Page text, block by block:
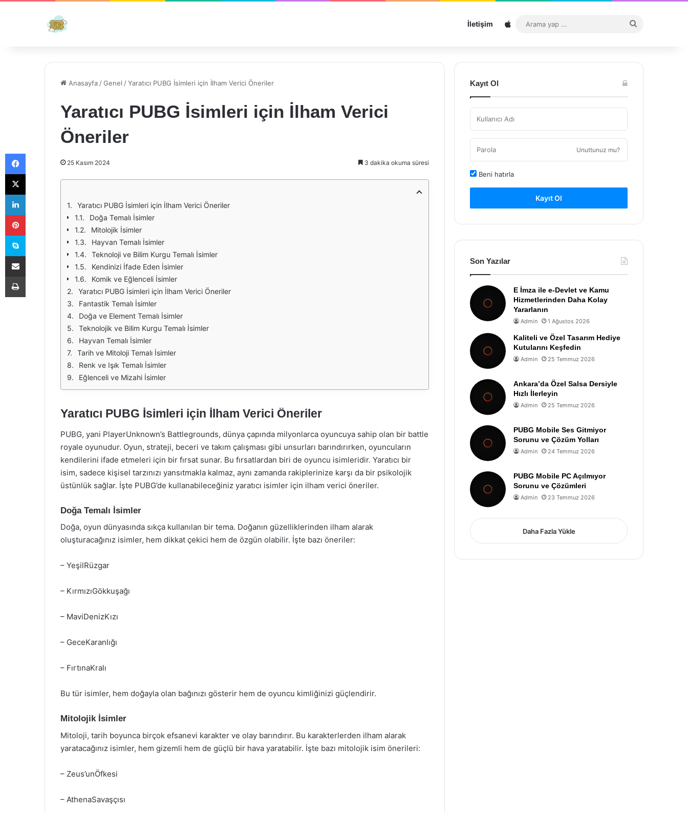
İletişim Sitemap
...
Anasayfa /Genel /Yaratıcı PUBG İsimleri için İlham Verici Öneriler
Yaratıcı PUBG İsimleri için İlham Verici
Öneriler
25 Kasım 2024 3 dakika okuma süresi
Yaratıcı PUBG İsimleri için İlham Verici Öneriler
Doğa Temalı İsimler
Mitolojik İsimler
Hayvan Temalı İsimler
Teknoloji ve Bilim Kurgu Temalı İsimler
Kendinizi İfade Eden İsimler
Komik ve Eğlenceli İsimler
Yaratıcı PUBG İsimleri için İlham Verici Öneriler
Fantastik Temalı İsimler
Doğa ve Element Temalı İsimler
Teknolojik ve Bilim Kurgu Temalı İsimler
Hayvan Temalı İsimler
Tarih ve Mitoloji Temalı İsimler
Renk ve Işık Temalı İsimler
Eğlenceli ve Mizahi İsimler
Yaratıcı PUBG İsimleri için İlham Verici Öneriler
PUBG, yani PlayerUnknown’s Battlegrounds, dünya çapında milyonlarca oyuncuya sahip olan bir battle
royale oyunudur. Oyun, strateji, beceri ve takım çalışması gibi unsurları barındırırken, oyuncuların
kendilerini ifade etmeleri için bir fırsat sunar. Bu fırsatlardan biri de oyuncu isimleridir. Yaratıcı bir
isim, sadece kişisel tarzınızı yansıtmakla kalmaz, aynı zamanda rakiplerinize karşı da bir psikolojik
üstünlük sağlar. İşte PUBG’de kullanabileceğiniz yaratıcı isimler için ilham verici öneriler.
Doğa Temalı İsimler
Doğa, oyun dünyasında sıkça kullanılan bir tema. Doğanın güzelliklerinden ilham alarak
oluşturacağınız isimler, hem dikkat çekici hem de özgün olabilir. İşte bazı öneriler:
– YeşilRüzgar
– KırmızıGökkuşağı
– MaviDenizKızı
– GeceKaranlığı
– FırtınaKralı
Bu tür isimler, hem doğayla olan bağınızı gösterir hem de oyuncu kimliğinizi güçlendirir.
Mitolojik İsimler
Mitoloji, tarih boyunca birçok efsanevi karakter ve olay barındırır. Bu karakterlerden ilham alarak
yaratacağınız isimler, hem gizemli hem de güçlü bir hava yaratabilir. İşte bazı mitolojik isim önerileri:
– Zeus’unÖfkesi
– AthenaSavaşçısı
Kayıt Ol
Unuttunuz mu?
Beni hatırla
Kayıt Ol
Son Yazılar
E İmza ile e-Devlet ve Kamu
Hizmetlerinden Daha Kolay
Yararlanın
Admin 1 Ağustos 2026
Kaliteli ve Özel Tasarım Hediye
Kutularını Keşfedin
Admin 25 Temmuz 2026
Ankara’da Özel Salsa Dersiyle
Hızlı İlerleyin
Admin 25 Temmuz 2026
PUBG Mobile Ses Gitmiyor
Sorunu ve Çözüm Yolları
Admin 24 Temmuz 2026
PUBG Mobile PC Açılmıyor
Sorunu ve Çözümleri
Admin 23 Temmuz 2026
Daha Fazla Yükle
Facebook
X
LinkedIn
Pinterest
Skype
E-Posta ile paylaş